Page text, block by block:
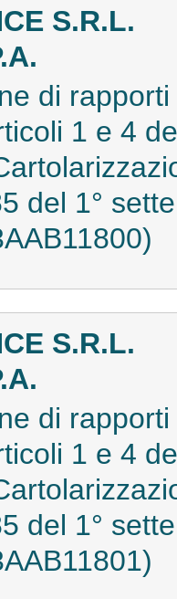
S.R.L.
di
1 e 4
del 1°
S.R.L.
di
1 e 4
del 1°